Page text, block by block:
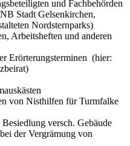
und Fachbehörden
Stadt Gelsenkirchen,
Nordsternparks)
Arbeitsheften und anderen
Erörterungsterminen (hier:
von Nisthilfen für Turmfalke
versch. Gebäude
der Vergrämung von